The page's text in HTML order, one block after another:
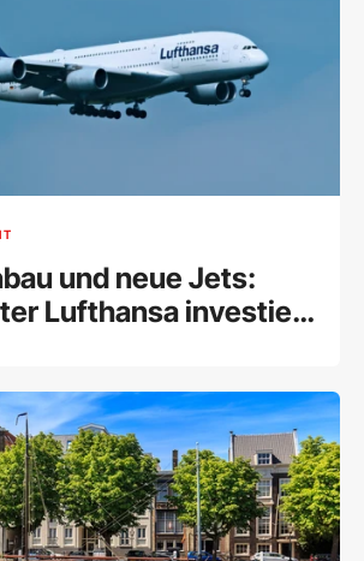
und neue Jets:
Lufthansa investiert